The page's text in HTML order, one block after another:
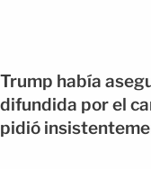
Trump había
difundida por el
pidió